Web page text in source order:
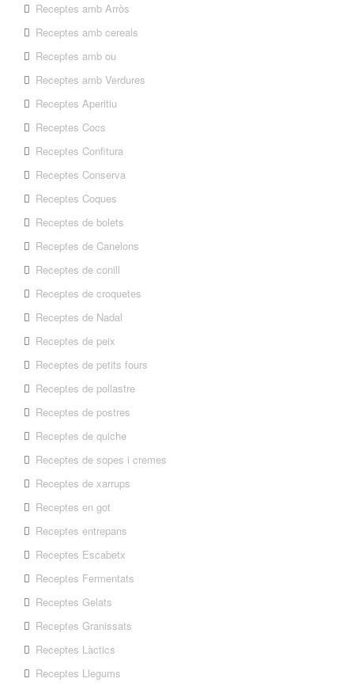
Receptes amb Arròs
Receptes amb cereals
Receptes amb ou
Receptes amb Verdures
Receptes Aperitiu
Receptes Cocs
Receptes Confitura
Receptes Conserva
Receptes Coques
Receptes de bolets
Receptes de Canelons
Receptes de conill
Receptes de croquetes
Receptes de Nadal
Receptes de peix
Receptes de petits fours
Receptes de pollastre
Receptes de postres
Receptes de quiche
Receptes de sopes i cremes
Receptes de xarrups
Receptes en got
Receptes entrepans
Receptes Escabetx
Receptes Fermentats
Receptes Gelats
Receptes Granissats
Receptes Làctics
Receptes Llegums